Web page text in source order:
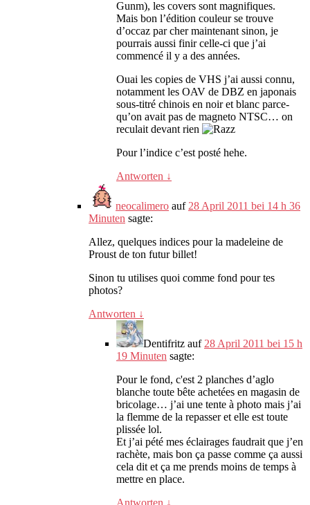
Gunm), les covers sont magnifiques.
Mais bon l’édition couleur se trouve
d’occaz par cher maintenant sinon, je
pourrais aussi finir celle-ci que j’ai
commencé il y a des années.
Ouai les copies de VHS j’ai aussi connu,
notamment les OAV de DBZ en japonais
sous-titré chinois en noir et blanc parce-
qu’on avait pas de magneto NTSC… on
reculait devant rien
Pour l’indice c’est posté hehe.
Antworten ↓
neocalimero auf 28 April 2011 bei 14 h 36
Minuten sagte:
Allez, quelques indices pour la madeleine de
Proust de ton futur billet!
Sinon tu utilises quoi comme fond pour tes
photos?
Antworten ↓
Dentifritz auf 28 April 2011 bei 15 h
19 Minuten sagte:
Pour le fond, c'est 2 planches d’aglo
blanche toute bête achetées en magasin de
bricolage… j’ai une tente à photo mais j’ai
la flemme de la repasser et elle est toute
plissée lol.
Et j’ai pété mes éclairages faudrait que j’en
rachète, mais bon ça passe comme ça aussi
cela dit et ça me prends moins de temps à
mettre en place.